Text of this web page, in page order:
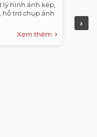
lý hình ảnh kép,
hỗ trợ chụp ảnh
Xem thêm